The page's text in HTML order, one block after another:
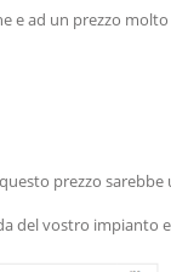
e ad un prezzo molto
prezzo sarebbe
del vostro impianto